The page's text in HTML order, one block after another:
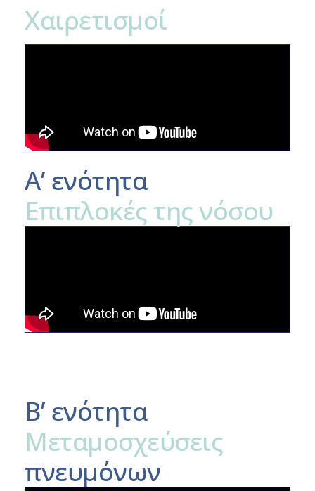
Χαιρετισμοί
Α’ ενότητα
Επιπλοκές της νόσου
Β’ ενότητα
Μεταμοσχεύσεις
πνευμόνων